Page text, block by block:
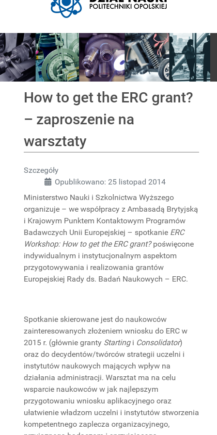
Pokaz slajdów
PROJEKTY
How to get the ERC grant?
– zaproszenie na
warsztaty
Szczegóły
Opublikowano: 25 listopad 2014
Ministerstwo Nauki i Szkolnictwa Wyższego
organizuje – we współpracy z Ambasadą Brytyjską
i Krajowym Punktem Kontaktowym Programów
Badawczych Unii Europejskiej – spotkanie ERC
Workshop: How to get the ERC grant?poświęcone
indywidualnym i instytucjonalnym aspektom
przygotowywania i realizowania grantów
Europejskiej Rady ds. Badań Naukowych – ERC.
Spotkanie skierowane jest do naukowców
zainteresowanych złożeniem wniosku do ERC w
2015 r. (głównie granty Startingi Consolidator)
oraz do decydentów/twórców strategii uczelni i
instytutów naukowych mających wpływ na
działania administracji. Warsztat ma na celu
wsparcie naukowców w jak najlepszym
przygotowaniu wniosku aplikacyjnego oraz
ułatwienie władzom uczelni i instytutów stworzenia
kompetentnego zaplecza organizacyjnego,